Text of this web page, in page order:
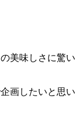
美味しさに驚い
画したいと思い